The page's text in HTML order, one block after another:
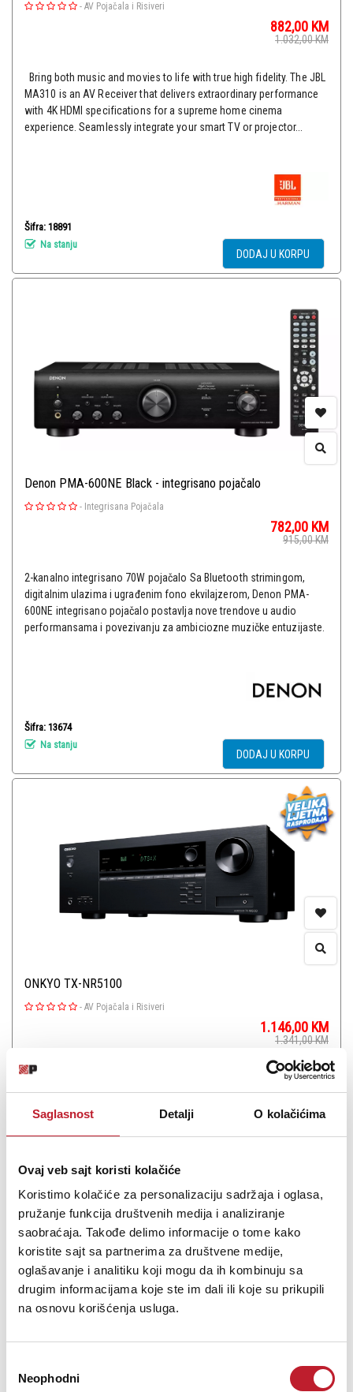
Saglasnost Detalji O kolačićima
Ovaj veb sajt koristi kolačiće
Koristimo kolačiće za personalizaciju sadržaja i oglasa,
pružanje funkcija društvenih medija i analiziranje
saobraćaja. Takođe delimo informacije o tome kako
koristite sajt sa partnerima za društvene medije,
oglašavanje i analitiku koji mogu da ih kombinuju sa
drugim informacijama koje ste im dali ili koje su prikupili
na osnovu korišćenja usluga.
сагласности
Neophodni
- AV Pojačala i Risiveri
882,00 KM
1.032,00KM
Bring both music and movies to life with true high fidelity. The JBL
MA310 is an AV Receiver that delivers extraordinary performance
with 4K HDMI specifications for a supreme home cinema
experience. Seamlessly integrate your smart TV or projector...
Šifra: 18891
Na stanju
DODAJ U KORPU
Denon PMA-600NE Black - integrisano pojačalo
- Integrisana Pojačala
782,00 KM
915,00KM
2-kanalno integrisano 70W pojačalo Sa Bluetooth strimingom,
digitalnim ulazima i ugrađenim fono ekvilajzerom, Denon PMA-
600NE integrisano pojačalo postavlja nove trendove u audio
performansama i povezivanju za ambiciozne muzičke entuzijaste.
Šifra: 13674
Na stanju
DODAJ U KORPU
ONKYO TX-NR5100
- AV Pojačala i Risiveri
1.146,00 KM
1.341,00KM
Na stanju